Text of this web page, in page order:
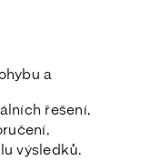
a
řešení,
výsledků.